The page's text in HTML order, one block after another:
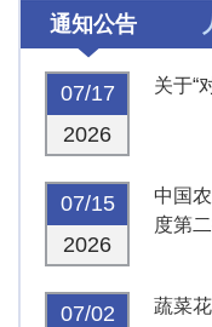
通知公告
07/17
2026
关于“
07/15
2026
中国
度第
07/02
蔬菜